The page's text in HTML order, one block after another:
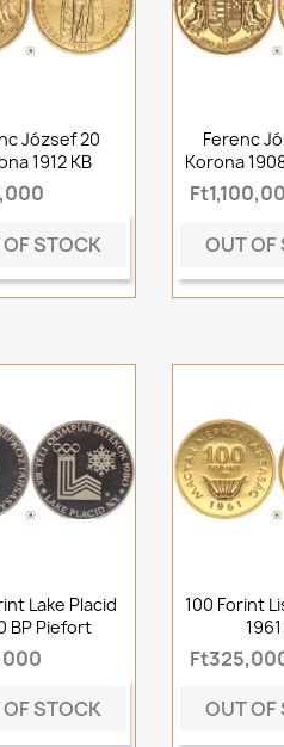
József 20
1912 KB
STOCK
Ferenc
Korona
OUT OF
Lake Placid
BP Piefort
STOCK
100 Forint
OUT OF